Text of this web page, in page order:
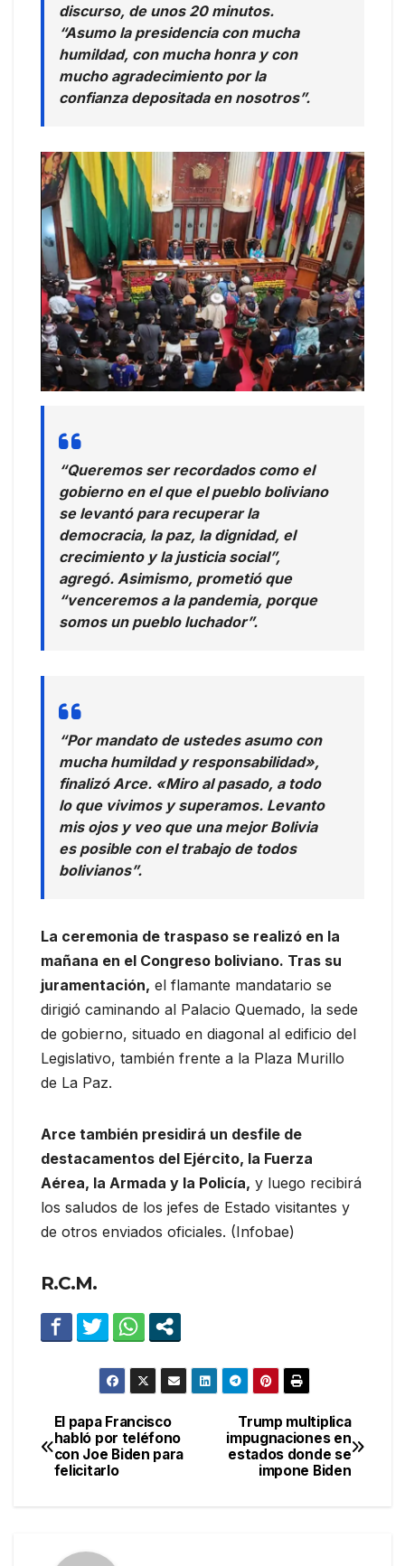
discurso, de unos 20 minutos.
“Asumo la presidencia con mucha
humildad, con mucha honra y con
mucho agradecimiento por la
confianza depositada en nosotros”.
“Queremos ser recordados como el
gobierno en el que el pueblo boliviano
se levantó para recuperar la
democracia, la paz, la dignidad, el
crecimiento y la justicia social”,
agregó. Asimismo, prometió que
“venceremos a la pandemia, porque
somos un pueblo luchador”.
“Por mandato de ustedes asumo con
mucha humildad y responsabilidad»,
finalizó Arce. «Miro al pasado, a todo
lo que vivimos y superamos. Levanto
mis ojos y veo que una mejor Bolivia
es posible con el trabajo de todos
bolivianos”.
La ceremonia de traspaso se realizó en la
mañana en el Congreso boliviano. Tras su
juramentación, el flamante mandatario se
dirigió caminando al Palacio Quemado, la sede
de gobierno, situado en diagonal al edificio del
Legislativo, también frente a la Plaza Murillo
de La Paz.
Arce también presidirá un desfile de
destacamentos del Ejército, la Fuerza
Aérea, la Armada y la Policía, y luego recibirá
los saludos de los jefes de Estado visitantes y
de otros enviados oficiales. (Infobae)
R.C.M.
Navegación
de
Trump multiplica
impugnaciones en
estados donde se
impone Biden
El papa Francisco
habló por teléfono
con Joe Biden para
felicitarlo